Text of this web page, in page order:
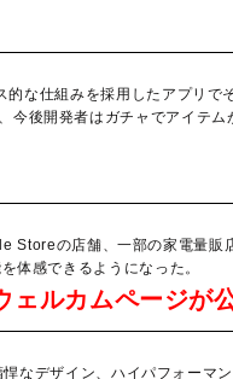
な仕組みを採用したアプリで
今後開発者はガチャでアイテ
Storeの店舗、一部の家電量販
体感できるようになった。
ェルカムページが
なデザイン、ハイパフォーマ